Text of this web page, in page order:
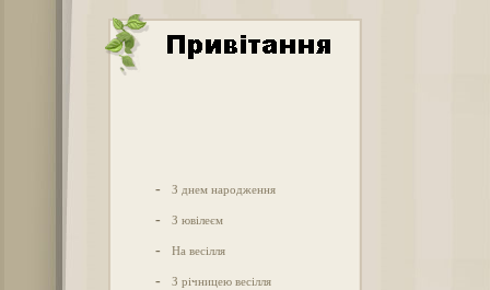
- З днем народження
- З ювілеєм
- На весілля
- З річницею весілля